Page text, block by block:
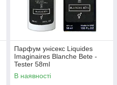
Парфум унісекс Liquides
Imaginaires Blanche Bete -
Tester 58ml
В наявності